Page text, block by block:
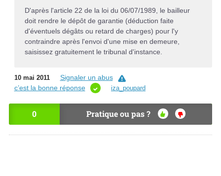
D'après l'article 22 de la loi du 06/07/1989, le bailleur
doit rendre le dépôt de garantie (déduction faite
d'éventuels dégâts ou retard de charges) pour l'y
contraindre après l'envoi d'une mise en demeure,
saisissez gratuitement le tribunal d'instance.
10 mai 2011
Signaler un abus
c’est la bonne réponse
iza_poupard
0 Pratique ou pas ?
OU
I
NO